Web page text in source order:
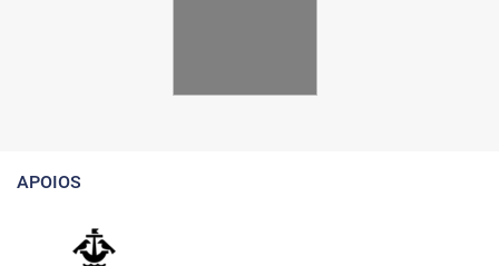
APOIOS